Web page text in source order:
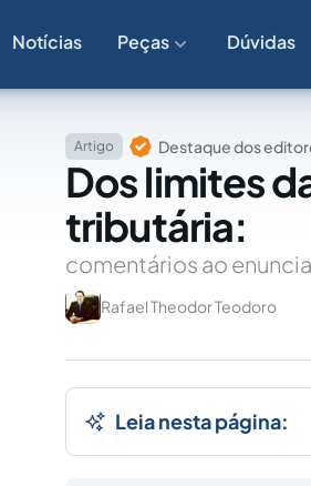
Notícias Peças Dúvidas
Artigo Destaque dos
Dos limites
tributária:
comentários ao
Rafael Theodor Teodoro
Leia nesta página: